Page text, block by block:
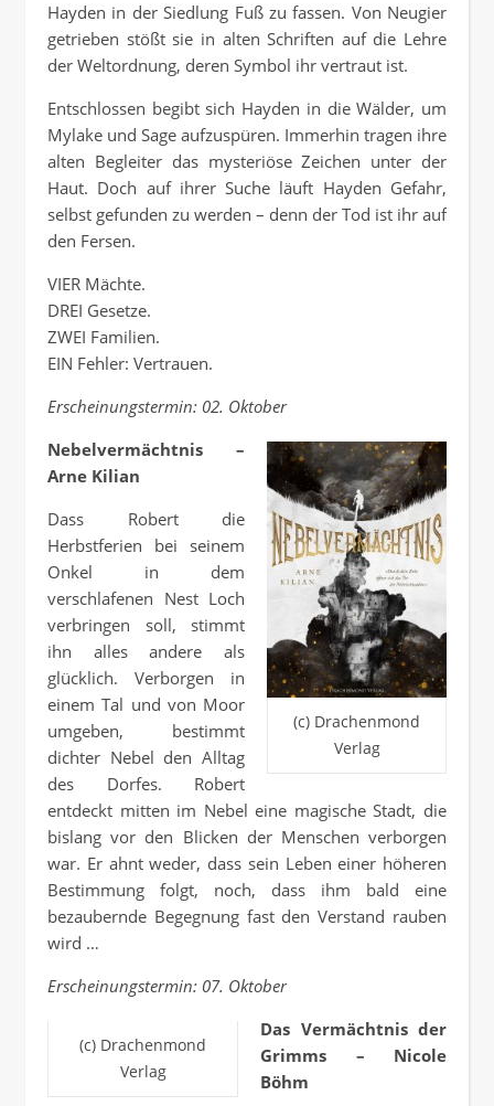
Hayden in der Siedlung Fuß zu fassen. Von Neugier
getrieben stößt sie in alten Schriften auf die Lehre
der Weltordnung, deren Symbol ihr vertraut ist.
Entschlossen begibt sich Hayden in die Wälder, um
Mylake und Sage aufzuspüren. Immerhin tragen ihre
alten Begleiter das mysteriöse Zeichen unter der
Haut. Doch auf ihrer Suche läuft Hayden Gefahr,
selbst gefunden zu werden – denn der Tod ist ihr auf
den Fersen.
VIER Mächte.
DREI Gesetze.
ZWEI Familien.
EIN Fehler: Vertrauen.
Erscheinungstermin: 02. Oktober
(c) Drachenmond
Verlag
Nebelvermächtnis –
Arne Kilian
Dass Robert die
Herbstferien bei seinem
Onkel in dem
verschlafenen Nest Loch
verbringen soll, stimmt
ihn alles andere als
glücklich. Verborgen in
einem Tal und von Moor
umgeben, bestimmt
dichter Nebel den Alltag
des Dorfes. Robert
entdeckt mitten im Nebel eine magische Stadt, die
bislang vor den Blicken der Menschen verborgen
war. Er ahnt weder, dass sein Leben einer höheren
Bestimmung folgt, noch, dass ihm bald eine
bezaubernde Begegnung fast den Verstand rauben
wird …
Erscheinungstermin: 07. Oktober
(c) Drachenmond
Verlag
Das Vermächtnis der
Grimms – Nicole
Böhm